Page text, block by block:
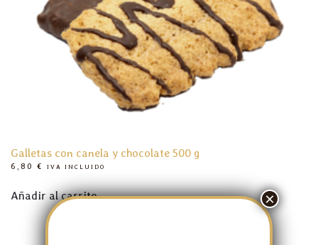
Galletas con canela y chocolate 500 g
6,80 € IVA INCLUIDO
Añadir al carrito